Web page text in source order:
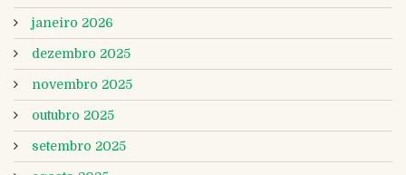
janeiro 2026
dezembro 2025
novembro 2025
outubro 2025
setembro 2025